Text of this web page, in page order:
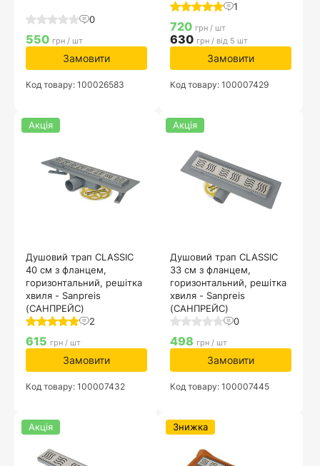
0
550 грн / шт
Замовити
Код товару: 100026583
1
720 грн / шт
630 грн / від 5 шт
Замовити
Код товару: 100007429
Душовий трап CLASSIC
40 см з фланцем,
горизонтальний, решітка
хвиля - Sanpreis
(САНПРЕЙС)
2
Акція
615 грн / шт
Замовити
Код товару: 100007432
Душовий трап CLASSIC
33 см з фланцем,
горизонтальний, решітка
хвиля - Sanpreis
(САНПРЕЙС)
0
Акція
498 грн / шт
Замовити
Код товару: 100007445
Акція Знижка